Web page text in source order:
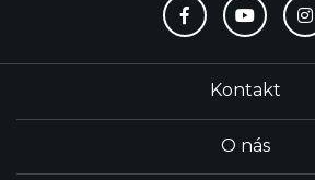
Kontakt
O nás